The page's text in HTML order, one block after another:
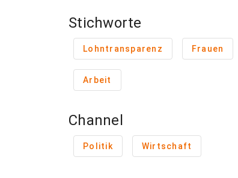
Stichworte
Lohntransparenz Frauen
Arbeit
Channel
Politik Wirtschaft